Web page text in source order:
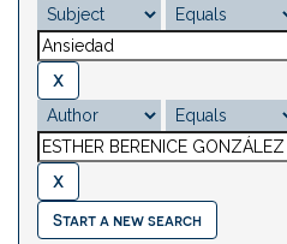
Start a new search